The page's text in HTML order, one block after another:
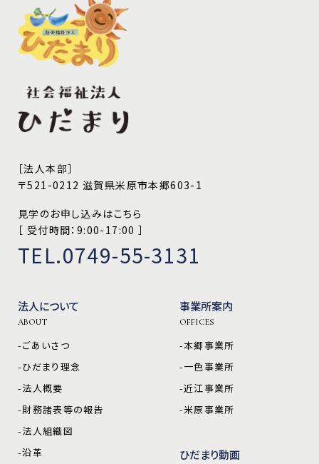
［法人本部］
〒521-0212 滋賀県米原市本郷603-1
見学のお申し込みはこちら
［ 受付時間：9:00-17:00 ］
TEL.0749-55-3131
法人について
ABOUT
-ごあいさつ
-ひだまり理念
-法人概要
-財務諸表等の報告
-法人組織図
-沿革
事業所案内
OFFICES
-本郷事業所
-一色事業所
-近江事業所
-米原事業所
ひだまり動画